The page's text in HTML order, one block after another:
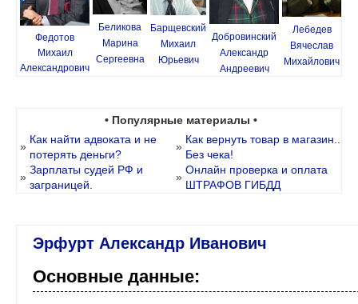
Федотов
Михаил
Александрович
Беликова
Марина
Сергеевна
Барщевский
Михаил
Юрьевич
Добровинский
Александр
Андреевич
Лебедев
Вячеслав
Михайлович
• Популярные материалы •
»
Как найти адвоката и не
потерять деньги?
»
Как вернуть товар в магазин..
Без чека!
»
Зарплаты судей РФ и
заграницей.
»
Онлайн проверка и оплата
ШТРАФОВ ГИБДД
Эрфурт Александр Иванович
Основные данные: